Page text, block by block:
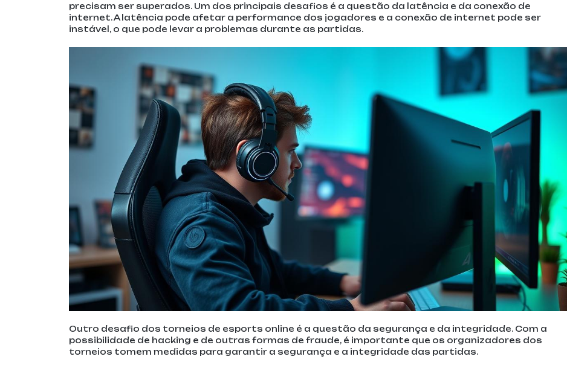
precisam ser superados. Um dos principais desafios é a questão da latência e da conexão de
internet. A latência pode afetar a performance dos jogadores e a conexão de internet pode ser
instável, o que pode levar a problemas durante as partidas.
Outro desafio dos torneios de esports online é a questão da segurança e da integridade. Com a
possibilidade de hacking e de outras formas de fraude, é importante que os organizadores dos
torneios tomem medidas para garantir a segurança e a integridade das partidas.